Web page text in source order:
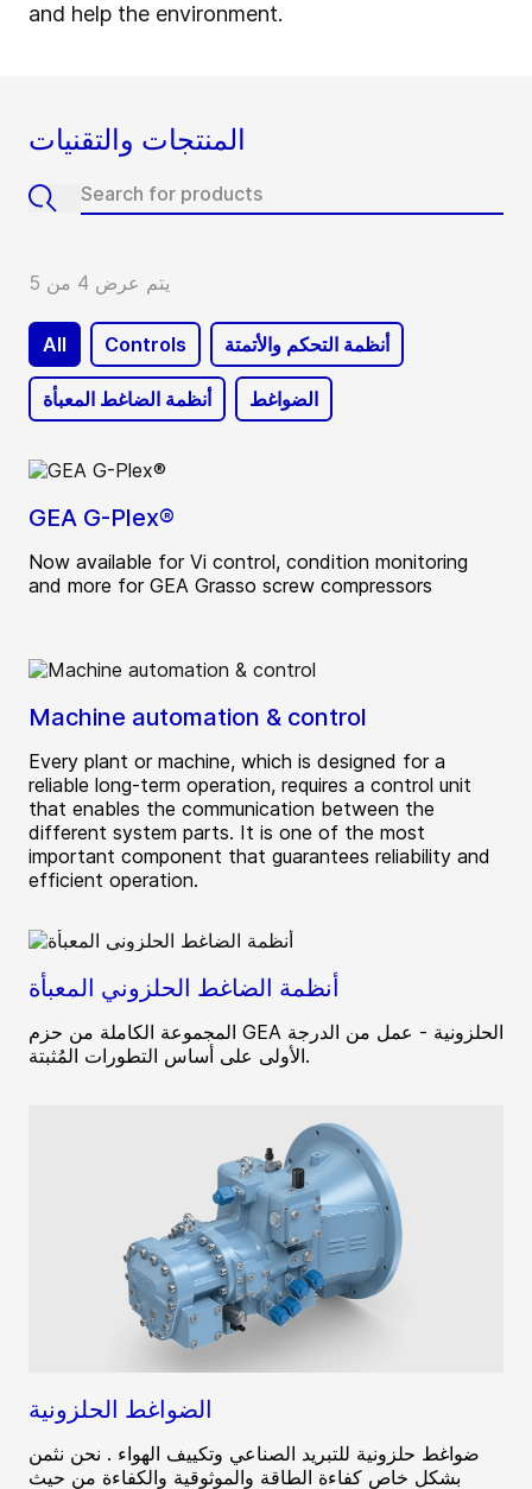
and help the environment.
المنتجات والتقنيات
يتم عرض 4 من 5
All Controls أنظمة التحكم والأتمتة
أنظمة الضاغط المعبأة الضواغط
GEA G-Plex®
Now available for Vi control, condition monitoring
and more for GEA Grasso screw compressors
Machine automation & control
Every plant or machine, which is designed for a
reliable long-term operation, requires a control unit
that enables the communication between the
different system parts. It is one of the most
important component that guarantees reliability and
efficient operation.
أنظمة الضاغط الحلزوني المعبأة
المجموعة الكاملة من حزم GEA الحلزونية - عمل من الدرجة
الأولى على أساس التطورات المُثبتة.
الضواغط الحلزونية
ضواغط حلزونية للتبريد الصناعي وتكييف الهواء . نحن نثمن
بشكل خاص كفاءة الطاقة والموثوقية والكفاءة من حيث